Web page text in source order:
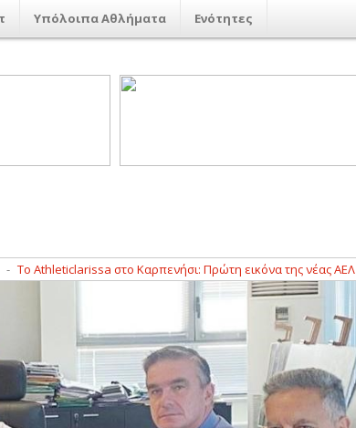
Υπόλοιπα Αθλήματα Ενότητες
στο Καρπενήσι: Πρώτη εικόνα της νέας ΑΕΛ (ΦΩΤΟ)